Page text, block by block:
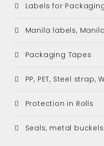
Labels for
Manila labels,
Packaging Tapes
PP, PET, Steel strap,
Protection in Rolls
Seals, metal